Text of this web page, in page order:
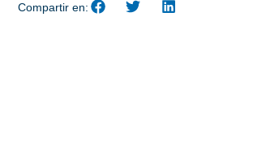
Compartir en: